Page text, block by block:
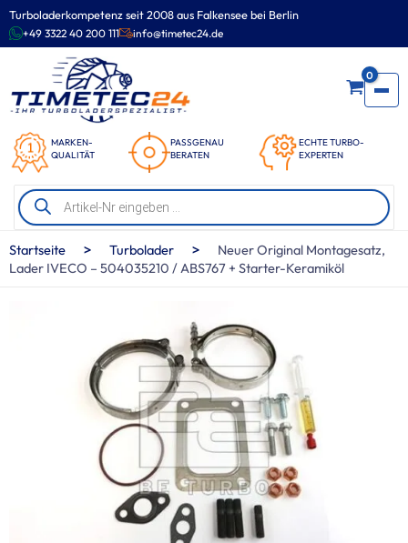
Turboladerkompetenz seit 2008 aus Falkensee bei Berlin
+49 3322 40 200 111 info@timetec24.de
MARKEN-
QUALITÄT
PASSGENAU
BERATEN
ECHTE TURBO-
EXPERTEN
0
Products
search
Zum
Inhalt
springen
Startseite > Turbolader >
Neuer Original Montagesatz,
Lader IVECO – 504035210 / ABS767 + Starter-Keramiköl